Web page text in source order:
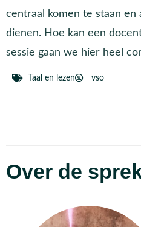
centraal komen te staan en
dienen. Hoe kan een
sessie gaan we hier heel
Taal en lezen vso
Over de